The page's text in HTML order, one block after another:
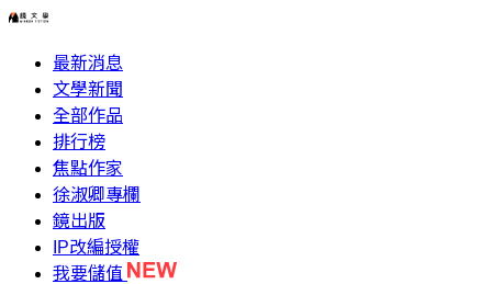
最新消息
文學新聞
全部作品
排行榜
焦點作家
徐淑卿專欄
鏡出版
IP改編授權
我要儲值